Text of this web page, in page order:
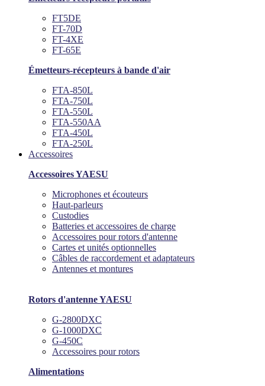
FT5DE
FT-70D
FT-4XE
FT-65E
Émetteurs-récepteurs à bande d'air
FTA-850L
FTA-750L
FTA-550L
FTA-550AA
FTA-450L
FTA-250L
Accessoires
Accessoires YAESU
Microphones et écouteurs
Haut-parleurs
Custodies
Batteries et accessoires de charge
Accessoires pour rotors d'antenne
Cartes et unités optionnelles
Câbles de raccordement et adaptateurs
Antennes et montures
Rotors d'antenne YAESU
G-2800DXC
G-1000DXC
G-450C
Accessoires pour rotors
Alimentations